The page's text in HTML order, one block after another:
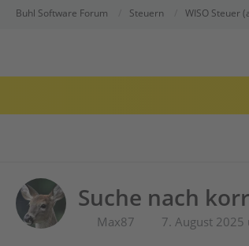
Buhl Software Forum Steuern WISO Steuer
Suche nach
Max87 7. August 2025